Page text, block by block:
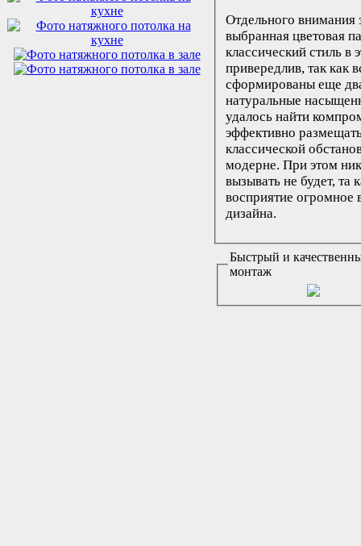
Отдельного внимания
выбранная цветовая
классический стиль в
привередлив, так как
сформированы еще
натуральные
удалось найти
эффективно
классической
модерне. При этом
вызывать не будет, та
восприятие огромное
дизайна.
Быстрый и
монтаж